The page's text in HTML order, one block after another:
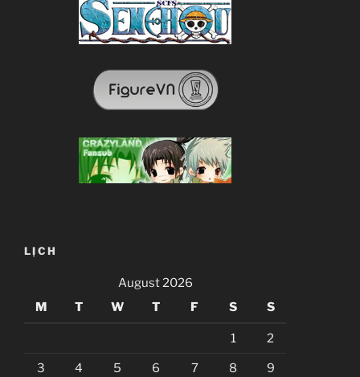
LỊCH
August 2026
M
T W T F S S
1 2
3 4 5 6 7 8 9